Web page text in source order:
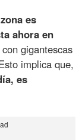
es
ahora en
gigantescas
implica que,
es